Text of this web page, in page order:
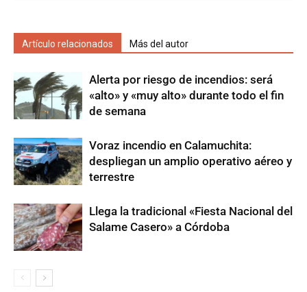
Artículo relacionados Más del autor
Alerta por riesgo de incendios: será
«alto» y «muy alto» durante todo el fin
de semana
Voraz incendio en Calamuchita:
despliegan un amplio operativo aéreo y
terrestre
Llega la tradicional «Fiesta Nacional del
Salame Casero» a Córdoba